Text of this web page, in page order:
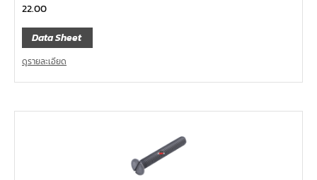
22.00
Data Sheet
ดูรายละเอียด